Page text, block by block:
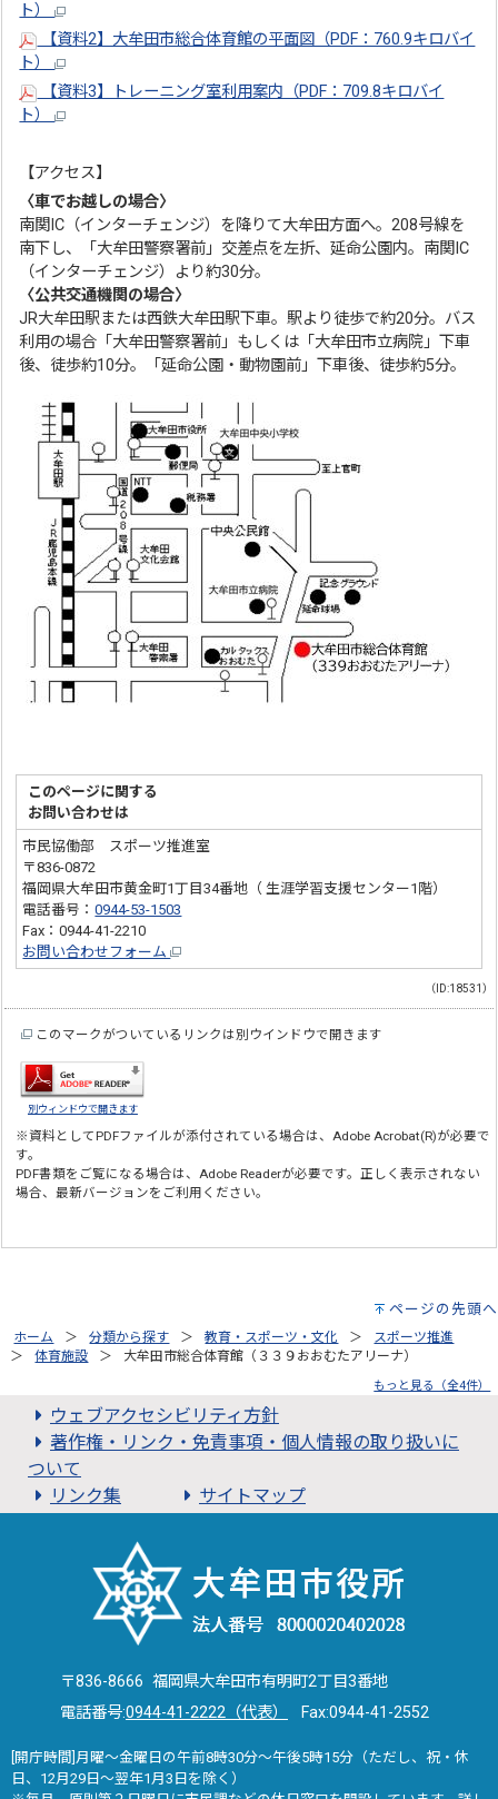
ト）
【資料2】大牟田市総合体育館の平面図（PDF：760.9キロバイ
ト）
【資料3】トレーニング室利用案内（PDF：709.8キロバイ
ト）
【アクセス】
〈車でお越しの場合〉
南関IC（インターチェンジ）を降りて大牟田方面へ。208号線を
南下し、「大牟田警察署前」交差点を左折、延命公園内。南関IC
（インターチェンジ）より約30分。
〈公共交通機関の場合〉
JR大牟田駅または西鉄大牟田駅下車。駅より徒歩で約20分。バス
利用の場合「大牟田警察署前」もしくは「大牟田市立病院」下車
後、徒歩約10分。「延命公園・動物園前」下車後、徒歩約5分。
このページに関する
お問い合わせは
市民協働部 スポーツ推進室
〒836-0872
福岡県大牟田市黄金町1丁目34番地（ 生涯学習支援センター1階）
電話番号：0944-53-1503
Fax：0944-41-2210
お問い合わせフォーム
（ID:18531）
このマークがついているリンクは別ウインドウで開きます
別ウィンドウで開きます
※資料としてPDFファイルが添付されている場合は、Adobe Acrobat(R)が必要で
す。
PDF書類をご覧になる場合は、Adobe Readerが必要です。正しく表示されない
場合、最新バージョンをご利用ください。
ページの先頭へ
ホーム 分類から探す 教育・スポーツ・文化
スポーツ推進
体育施設
大牟田市総合体育館（３３９おおむたアリーナ）
もっと見る（全4件）
ウェブアクセシビリティ方針
著作権・リンク・免責事項・個人情報の取り扱いに
ついて
リンク集
サイトマップ
〒836-8666 福岡県大牟田市有明町2丁目3番地
電話番号:0944-41-2222（代表） Fax:0944-41-2552
[開庁時間]月曜～金曜日の午前8時30分～午後5時15分（ただし、祝・休
日、12月29日～翌年1月3日を除く）